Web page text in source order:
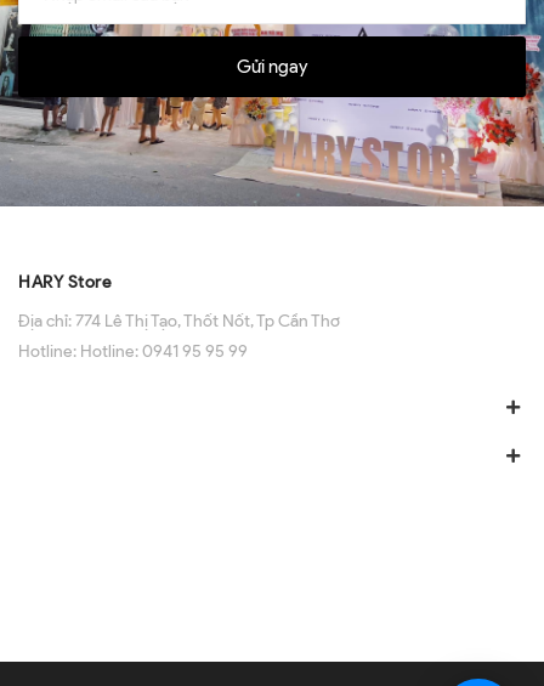
Gửi ngay
HARY Store
Địa chỉ:774 Lê Thị Tạo, Thốt Nốt, Tp Cần Thơ
Hotline: Hotline: 0941 95 95 99